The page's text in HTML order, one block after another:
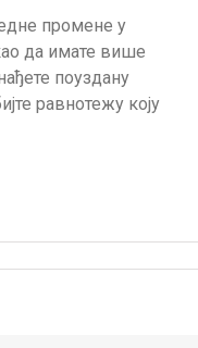
промене у
да имате више
поуздану
равнотежу коју